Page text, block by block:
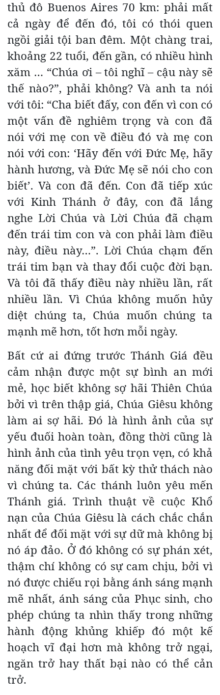
thủ đô Buenos Aires 70 km: phải mất
cả ngày để đến đó, tôi có thói quen
ngồi giải tội ban đêm. Một chàng trai,
khoảng 22 tuổi, đến gần, có nhiều hình
xăm … “Chúa ơi – tôi nghĩ – cậu này sẽ
thế nào?”, phải không? Và anh ta nói
với tôi: “Cha biết đấy, con đến vì con có
một vấn đề nghiêm trọng và con đã
nói với mẹ con về điều đó và mẹ con
nói với con: ‘Hãy đến với Đức Mẹ, hãy
hành hương, và Đức Mẹ sẽ nói cho con
biết’. Và con đã đến. Con đã tiếp xúc
với Kinh Thánh ở đây, con đã lắng
nghe Lời Chúa và Lời Chúa đã chạm
đến trái tim con và con phải làm điều
này, điều này…”. Lời Chúa chạm đến
trái tim bạn và thay đổi cuộc đời bạn.
Và tôi đã thấy điều này nhiều lần, rất
nhiều lần. Vì Chúa không muốn hủy
diệt chúng ta, Chúa muốn chúng ta
mạnh mẽ hơn, tốt hơn mỗi ngày.
Bất cứ ai đứng trước Thánh Giá đều
cảm nhận được một sự bình an mới
mẻ, học biết không sợ hãi Thiên Chúa
bởi vì trên thập giá, Chúa Giêsu không
làm ai sợ hãi. Đó là hình ảnh của sự
yếu đuối hoàn toàn, đồng thời cũng là
hình ảnh của tình yêu trọn vẹn, có khả
năng đối mặt với bất kỳ thử thách nào
vì chúng ta. Các thánh luôn yêu mến
Thánh giá. Trình thuật về cuộc Khổ
nạn của Chúa Giêsu là cách chắc chắn
nhất để đối mặt với sự dữ mà không bị
nó áp đảo. Ở đó không có sự phán xét,
thậm chí không có sự cam chịu, bởi vì
nó được chiếu rọi bằng ánh sáng mạnh
mẽ nhất, ánh sáng của Phục sinh, cho
phép chúng ta nhìn thấy trong những
hành động khủng khiếp đó một kế
hoạch vĩ đại hơn mà không trở ngại,
ngăn trở hay thất bại nào có thể cản
trở.